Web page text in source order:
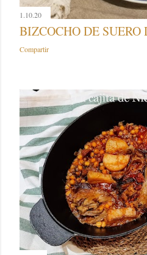
1.10.20
BIZCOCHO DE SUERO
Compartir